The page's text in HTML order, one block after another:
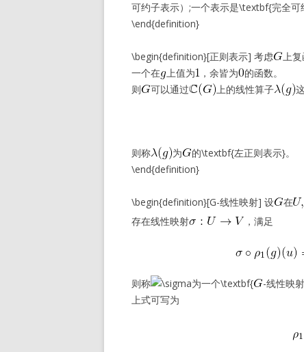
可约子表示）;一个表示是\textbf{完全可
\end{definition}
\begin{definition}[正则表示] 考虑 上
一个在 上值为 ，余皆为 的函数。
则
可以通过 上的线性算子
则称 为
的\textbf{左正则表示}。
\end{definition}
\begin{definition}[G-线性映射] 设 在
存在线性映射
，满足
则称 为一个\textbf{ -线性映
上式可写为